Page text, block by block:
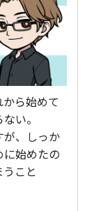
ら始めて
い。
が、しっか
に始めたの
こと